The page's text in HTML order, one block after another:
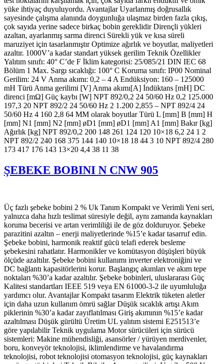
yüke ihtiyaç duyuluyordu. Avantajlar Uyarlanmış doğrusallık
sayesinde çalışma alanında doygunluğa ulaşmaz birden fazla çıkış,
çok sayıda yerine sadece birkaç bobin gereklidir Dirençli yükleri
azaltan, ayarlanmış sarma direnci Sürekli yük ve kısa süreli
maruziyet için tasarlanmıştır Optimize ağırlık ve boyutlar, maliyetleri
azaltır. 1000V’a kadar standart yüksek gerilim Teknik Özellikler
Yalıtım sınıfı: 40° C’de F İklim kategorisi: 25/085/21 DIN IEC 68
Bölüm 1 Max. Sargı sıcaklığı: 100° C Koruma sınıfı: IP00 Nominal
Gerilim: 24 V Anma akımı: 0,2 – 4 A Endüksiyon: 160 – 125000
mH Türü Anma gerilimi [V] Anma akımı[A] İndüktans [mH] DC
direnci [mΩ] Güç kaybı [W] NPT 892/0,2 24 50/60 Hz 0,2 125.000
197,3 20 NPT 892/2 24 50/60 Hz 2 1.200 2,855 – NPT 892/4 24
50/60 Hz 4 160 2,8 64 MM olarak boyutlar Türü L [mm] B [mm] H
[mm] N1 [mm] N2 [mm] øD1 [mm] øD1 [mm] A1 [mm] Bakır [kg]
Ağırlık [kg] NPT 892/0,2 200 148 261 124 120 10×18 6,2 24 1 2
NPT 892/2 240 168 375 144 140 10×18 18 44 3 10 NPT 892/4 280
173 417 176 143 13×20 4,4 38 11 38
ŞEBEKE BOBINI N CNW 905
Üç fazlı şebeke bobini 2 % Uk Tanım Kompakt ve Verimli Yeni seri,
yalnızca daha hızlı teslimat süresiyle değil, aynı zamanda kaynakları
koruma becerisi ve artan verimliliği ile de göz dolduruyor. Şebeke
parazitini azaltın – enerji maliyetlerinde %15’e kadar tasarruf edin.
Şebeke bobini, harmonik reaktif gücü telafi ederek besleme
şebekesini rahatlatır. Harmonikler ve komütasyon düşüşleri büyük
ölçüde azaltılır. Şebeke bobini kullanımı inverter elektroniğini ve
DC bağlantı kapasitörlerini korur. Başlangıç akımları ve akım tepe
noktaları %30’a kadar azaltılır. Şebeke bobinleri, uluslararası Güç
Kalitesi standartları IEEE 519 veya EN 61000-3-2 ile uyumluluğa
yardımcı olur. Avantajlar Kompakt tasarım Elektrik tüketen aletler
için daha uzun kullanım ömrü sağlar Düşük sıcaklık artışı Akım
piklerinin %30’a kadar zayıflatılması Giriş akımının %15’e kadar
azaltılması Düşük gürültü Üretim UL yalıtım sistemi E251513’e
göre yapılabilir Teknik uygulama Motor sürücüleri için sürücü
sistemleri: Makine mühendisliği, asansörler / yürüyen merdivenler,
boru, konveyör teknolojisi, iklimlendirme ve havalandırma
teknolojisi, robot teknolojisi otomasyon teknolojisi, güç kaynakları